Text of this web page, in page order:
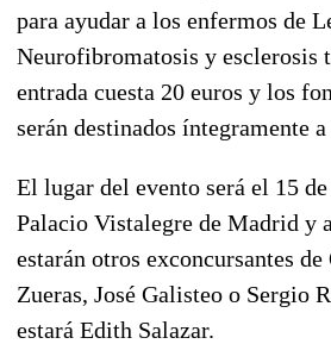
para ayudar a los enfermos de
Neurofibromatosis y esclerosis
entrada cuesta 20 euros y los
serán destinados íntegramente
El lugar del evento será el 15
Palacio Vistalegre de Madrid y
estarán otros exconcursantes
Zueras, José Galisteo o Sergio
estará Edith Salazar.